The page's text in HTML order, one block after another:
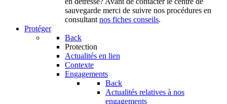
sauvegarde merci de suivre nos procédures en
consultantnos fiches conseils.
Protéger
Back
Protection
Actualités en lien
Contexte
Engagements
Back
Actualités relatives à nos
engagements